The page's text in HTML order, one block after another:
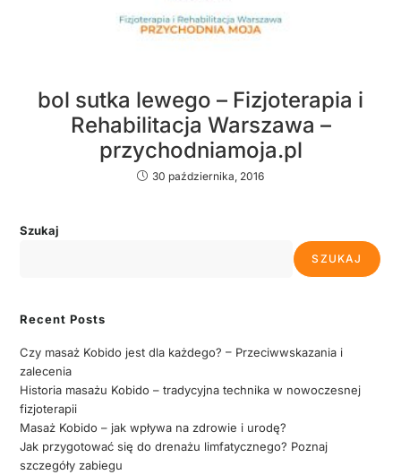
bol sutka lewego – Fizjoterapia i
Rehabilitacja Warszawa –
przychodniamoja.pl
30 października, 2016
Szukaj
SZUKAJ
Recent Posts
Czy masaż Kobido jest dla każdego? – Przeciwwskazania i
zalecenia
Historia masażu Kobido – tradycyjna technika w nowoczesnej
fizjoterapii
Masaż Kobido – jak wpływa na zdrowie i urodę?
Jak przygotować się do drenażu limfatycznego? Poznaj
szczegóły zabiegu